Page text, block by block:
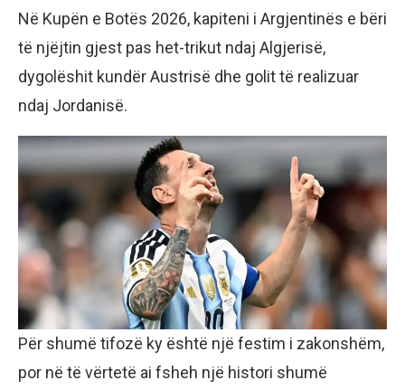
Në Kupën e Botës 2026, kapiteni i Argjentinës e bëri
të njëjtin gjest pas het-trikut ndaj Algjerisë,
dygolëshit kundër Austrisë dhe golit të realizuar
ndaj Jordanisë.
Për shumë tifozë ky është një festim i zakonshëm,
por në të vërtetë ai fsheh një histori shumë